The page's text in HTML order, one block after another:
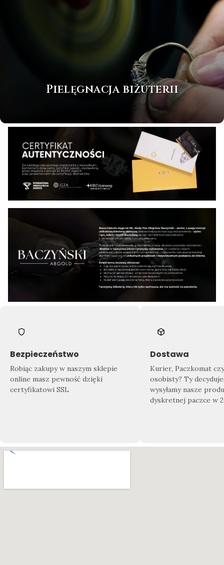
Pielęgnacja biżuterii
Bezpieczeństwo
Robiąc zakupy w naszym sklepie
online masz pewność dzięki
certyfikatowi SSL
Dostawa
Kurier, Paczkomat
osobisty? Ty
wysyłamy nasze
dyskretnej paczce w